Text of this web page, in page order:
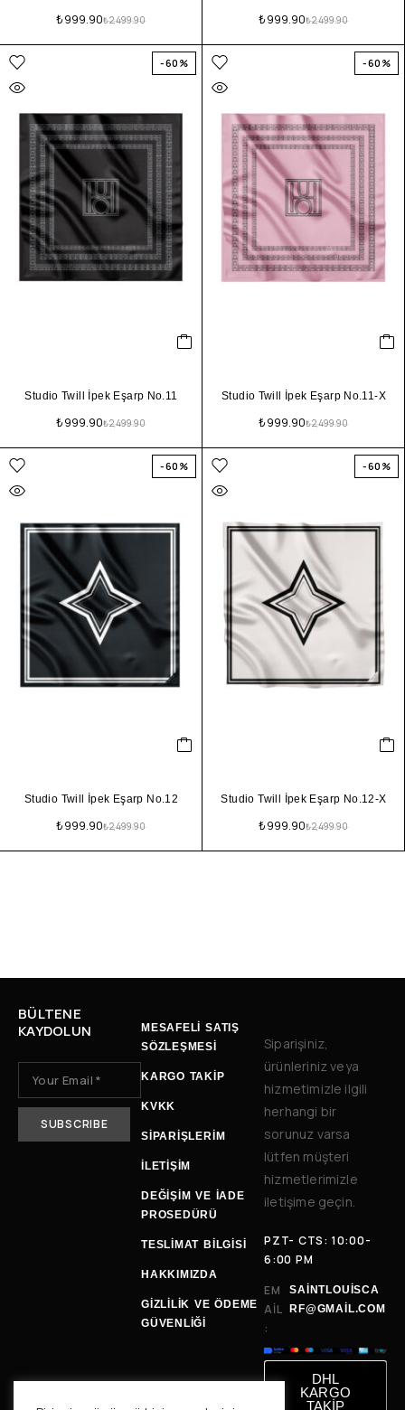
₺2,499.90
₺999.90 ₺2,499.90
₺999.90
-60%
Studio Twill İpek Eşarp No.11
₺2,499.90
₺999.90
-60%
Studio Twill İpek Eşarp No.11-X
₺2,499.90
₺999.90
-60%
Studio Twill İpek Eşarp No.12
₺2,499.90
₺999.90
-60%
Studio Twill İpek Eşarp No.12-X
₺2,499.90
₺999.90
BÜLTENE
KAYDOLUN
MESAFELİ SATIŞ
SÖZLEŞMESİ
KARGO TAKİP
KVKK
SİPARİŞLERİM
İLETIŞIM
DEĞIŞIM VE İADE
PROSEDÜRÜ
TESLIMAT BILGISI
HAKKIMIZDA
GİZLİLİK VE ÖDEME
GÜVENLİĞİ
Siparişiniz,
ürünleriniz veya
hizmetimizle ilgili
herhangi bir
sorunuz varsa
lütfen müşteri
hizmetlerimizle
iletişime geçin.
PZT- CTS: 10:00-
6:00 PM
EM
AIL
:
SAINTLOUISCA
RF@GMAIL.COM
DHL
KARGO
TAKİP